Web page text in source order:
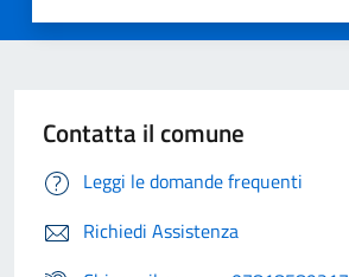
Contatta il comune
Leggi le domande frequenti
Richiedi Assistenza